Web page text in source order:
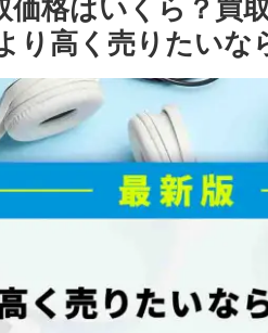
格はいくら？買
り高く売りたいな